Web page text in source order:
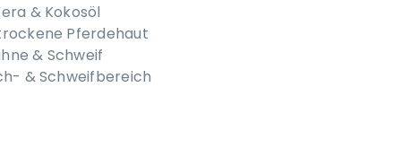
& Kokosöl
Pferdehaut
& Schweif
& Schweifbereich